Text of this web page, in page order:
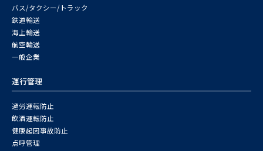
バス/タクシー/トラック
鉄道輸送
海上輸送
航空輸送
一般企業
運行管理
過労運転防止
飲酒運転防止
健康起因事故防止
点呼管理